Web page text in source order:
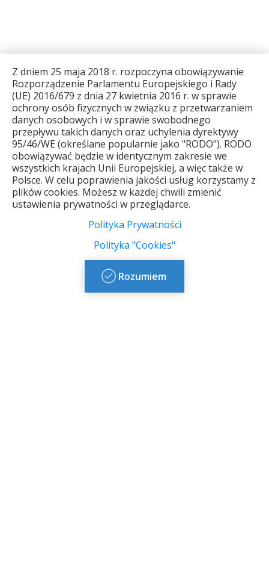
Warunki
uczestnictwa
2026
Gwarancja
ubezpieczeniowa
2026-2027
Ogólne
O nas
Kontakt
Informacje
ogólne
Polityka
"Cookies"
Polityka
Standardowy
formularz
informacyjny
Biura
agencyjne
Kompas na
świecie
Terytoria
Państw
Z dniem 25 maja 2018 r. rozpoczyna obowiązywanie
Rozporządzenie Parlamentu Europejskiego i Rady
(UE) 2016/679 z dnia 27 kwietnia 2016 r. w sprawie
ochrony osób fizycznych w związku z przetwarzaniem
danych osobowych i w sprawie swobodnego
przepływu takich danych oraz uchylenia dyrektywy
95/46/WE (określane popularnie jako "RODO"). RODO
obowiązywać będzie w identycznym zakresie we
wszystkich krajach Unii Europejskiej, a więc także w
Polsce. W celu poprawienia jakości usług korzystamy z
plików cookies. Możesz w każdej chwili zmienić
ustawienia prywatności w przeglądarce.
Polityka Prywatności
Polityka "Cookies"
Rozumiem